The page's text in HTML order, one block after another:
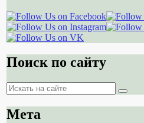
Поиск по сайту
Поиск
Поиск
Мета